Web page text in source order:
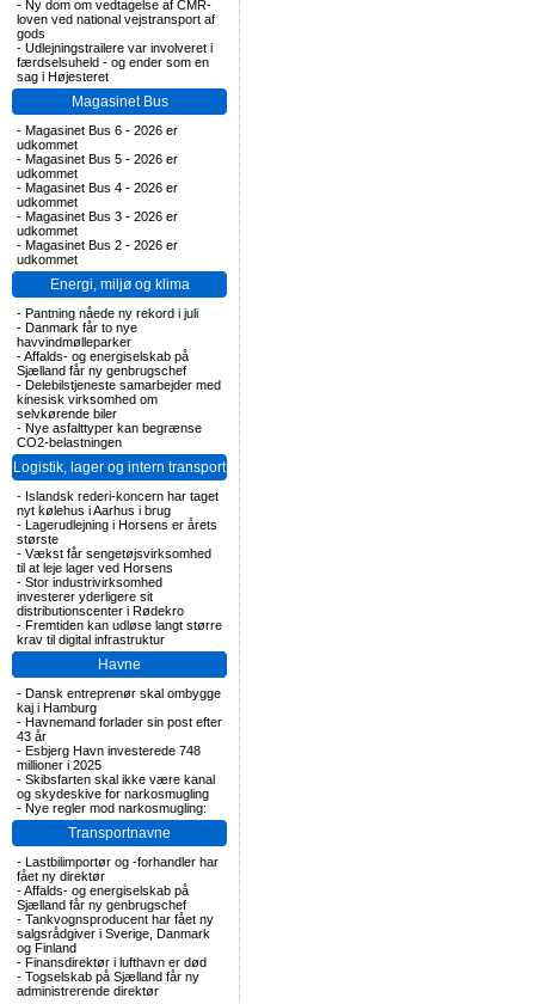
- Ny dom om vedtagelse af CMR-
loven ved national vejstransport af
gods
- Udlejningstrailere var involveret i
færdselsuheld - og ender som en
sag i Højesteret
Magasinet Bus
- Magasinet Bus 6 - 2026 er
udkommet
- Magasinet Bus 5 - 2026 er
udkommet
- Magasinet Bus 4 - 2026 er
udkommet
- Magasinet Bus 3 - 2026 er
udkommet
- Magasinet Bus 2 - 2026 er
udkommet
Energi, miljø og klima
- Pantning nåede ny rekord i juli
- Danmark får to nye
havvindmølleparker
-Affalds- og energiselskab på
Sjælland får ny genbrugschef
- Delebilstjeneste samarbejder med
kinesisk virksomhed om
selvkørende biler
- Nye asfalttyper kan begrænse
CO2-belastningen
Logistik, lager og intern transport
- Islandsk rederi-koncern har taget
nyt kølehus i Aarhus i brug
- Lagerudlejning i Horsens er årets
største
- Vækst får sengetøjsvirksomhed
til at leje lager ved Horsens
- Stor industrivirksomhed
investerer yderligere sit
distributionscenter i Rødekro
- Fremtiden kan udløse langt større
krav til digital infrastruktur
Havne
- Dansk entreprenør skal ombygge
kaj i Hamburg
- Havnemand forlader sin post efter
43 år
- Esbjerg Havn investerede 748
millioner i 2025
- Skibsfarten skal ikke være kanal
og skydeskive for narkosmugling
- Nye regler mod narkosmugling:
Transportnavne
- Lastbilimportør og -forhandler har
fået ny direktør
-Affalds- og energiselskab på
Sjælland får ny genbrugschef
- Tankvognsproducent har fået ny
salgsrådgiver i Sverige, Danmark
og Finland
- Finansdirektør i lufthavn er død
- Togselskab på Sjælland får ny
administrerende direktør